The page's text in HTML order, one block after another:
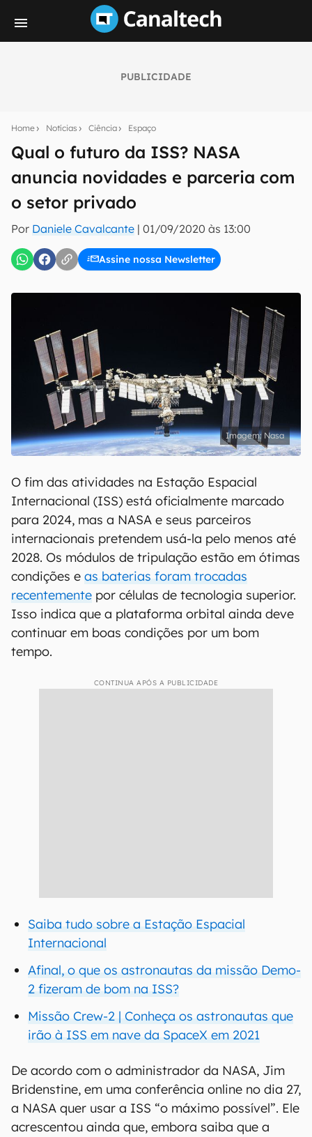
PUBLICIDADE
Home Notícias Ciência Espaço
Qual o futuro da ISS? NASA
anuncia novidades e parceria com
o setor privado
Por Daniele Cavalcante | 01/09/2020 às 13:00
Assine nossa Newsletter
notícias e reviews sobre tecnologia em primeira
mão.
E-mail
inscreva-se
Uso e Política de Privacidade do Canaltech.
Nasa
O fim das atividades na Estação Espacial
Internacional (ISS) está oficialmente marcado
para 2024, mas a NASA e seus parceiros
internacionais pretendem usá-la pelo menos até
2028. Os módulos de tripulação estão em ótimas
condições e as baterias foram trocadas
recentemente por células de tecnologia superior.
Isso indica que a plataforma orbital ainda deve
continuar em boas condições por um bom
tempo.
CONTINUA APÓS A PUBLICIDADE
Saiba tudo sobre a Estação Espacial
Internacional
Afinal, o que os astronautas da missão Demo-
2 fizeram de bom na ISS?
Missão Crew-2 | Conheça os astronautas que
irão à ISS em nave da SpaceX em 2021
De acordo com o administrador da NASA, Jim
Bridenstine, em uma conferência online no dia 27,
a NASA quer usar a ISS “o máximo possível”. Ele
acrescentou ainda que, embora saiba que a